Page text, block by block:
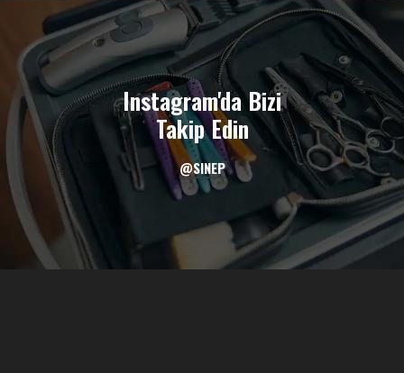
Instagram'da Bizi
Takip Edin
@SINEP